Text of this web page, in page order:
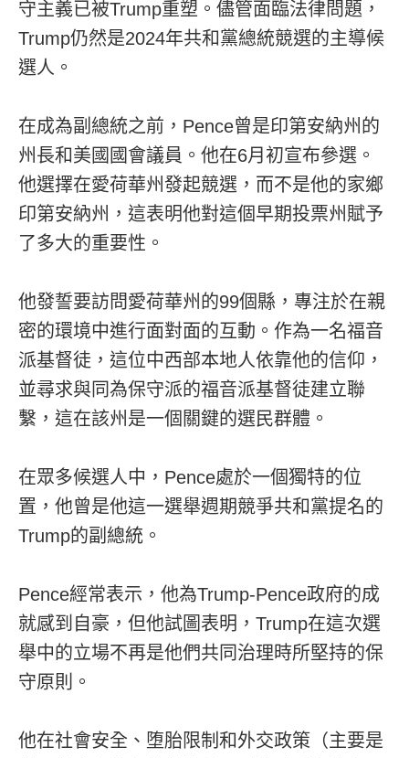
守主義已被Trump重塑。儘管面臨法律問題，
Trump仍然是2024年共和黨總統競選的主導候
選人。
在成為副總統之前，Pence曾是印第安納州的
州長和美國國會議員。他在6月初宣布參選。
他選擇在愛荷華州發起競選，而不是他的家鄉
印第安納州，這表明他對這個早期投票州賦予
了多大的重要性。
他發誓要訪問愛荷華州的99個縣，專注於在親
密的環境中進行面對面的互動。作為一名福音
派基督徒，這位中西部本地人依靠他的信仰，
並尋求與同為保守派的福音派基督徒建立聯
繫，這在該州是一個關鍵的選民群體。
在眾多候選人中，Pence處於一個獨特的位
置，他曾是他這一選舉週期競爭共和黨提名的
Trump的副總統。
Pence經常表示，他為Trump-Pence政府的成
就感到自豪，但他試圖表明，Trump在這次選
舉中的立場不再是他們共同治理時所堅持的保
守原則。
他在社會安全、堕胎限制和外交政策（主要是